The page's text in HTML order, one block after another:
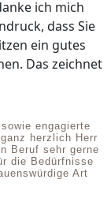
engagierte
herzlich Herr
Beruf sehr gerne
die Bedürfnisse
Art